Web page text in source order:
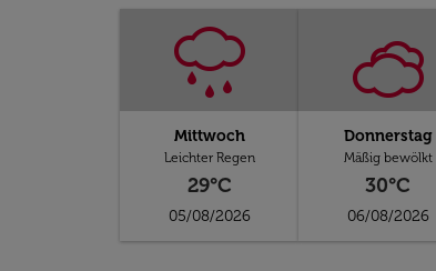
Mittwoch
Leichter Regen
29°C
05/08/2026
Donnerstag
Mäßig bewölkt
30°C
06/08/2026